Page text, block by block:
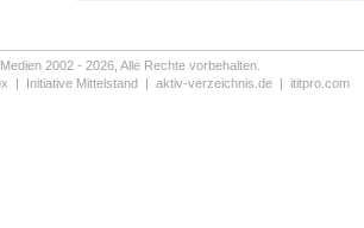
2002 - 2026, Alle Rechte vorbehalten.
| Initiative Mittelstand | aktiv-verzeichnis.de | ititpro.com